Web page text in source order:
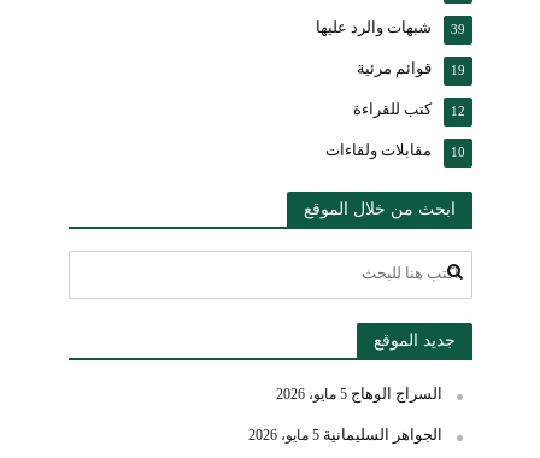
شبهات والرد عليها 39
قوائم مرئية 19
كتب للقراءة 12
مقابلات ولقاءات 10
ابحث من خلال الموقع
جديد الموقع
السراج الوهاج 5 مايو، 2026
الجواهر السليمانية 5 مايو، 2026